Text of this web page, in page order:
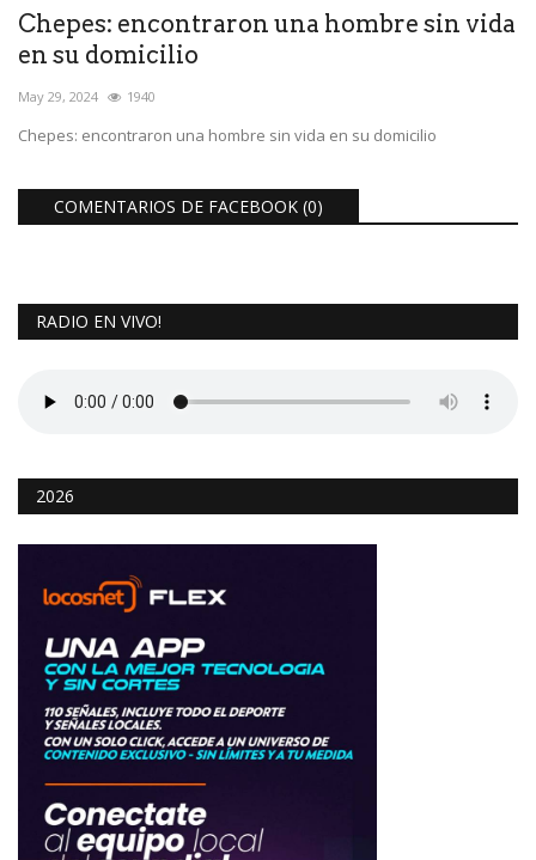
Chepes: encontraron una hombre sin vida
en su domicilio
May 29, 2024 1940
Chepes: encontraron una hombre sin vida en su domicilio
COMENTARIOS DE FACEBOOK (0)
RADIO EN VIVO!
2026